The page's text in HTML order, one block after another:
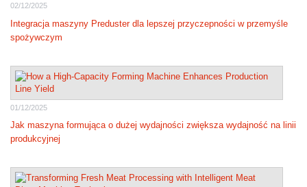
02/12/2025
Integracja maszyny Preduster dla lepszej przyczepności w przemyśle
spożywczym
01/12/2025
Jak maszyna formująca o dużej wydajności zwiększa wydajność na linii
produkcyjnej